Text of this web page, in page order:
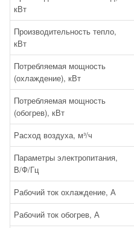
кВт
Производительность тепло,
кВт
Потребляемая мощность
(охлаждение), кВт
Потребляемая мощность
(обогрев), кВт
Расход воздуха, м³/ч
Параметры электропитания,
В/Ф/Гц
Рабочий ток охлаждение, А
Рабочий ток обогрев, А